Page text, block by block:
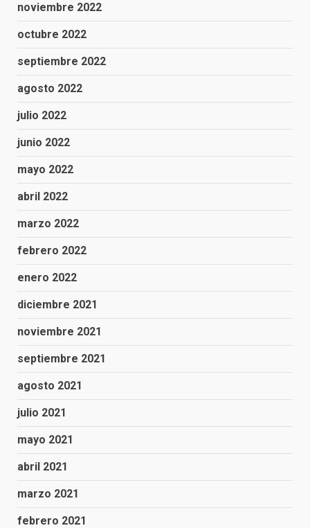
noviembre 2022
octubre 2022
septiembre 2022
agosto 2022
julio 2022
junio 2022
mayo 2022
abril 2022
marzo 2022
febrero 2022
enero 2022
diciembre 2021
noviembre 2021
septiembre 2021
agosto 2021
julio 2021
mayo 2021
abril 2021
marzo 2021
febrero 2021